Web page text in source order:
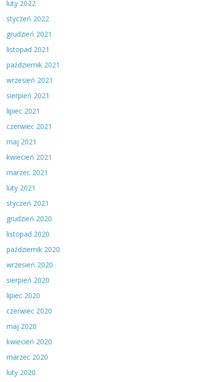
luty 2022
styczeń 2022
grudzień 2021
listopad 2021
październik 2021
wrzesień 2021
sierpień 2021
lipiec 2021
czerwiec 2021
maj 2021
kwiecień 2021
marzec 2021
luty 2021
styczeń 2021
grudzień 2020
listopad 2020
październik 2020
wrzesień 2020
sierpień 2020
lipiec 2020
czerwiec 2020
maj 2020
kwiecień 2020
marzec 2020
luty 2020